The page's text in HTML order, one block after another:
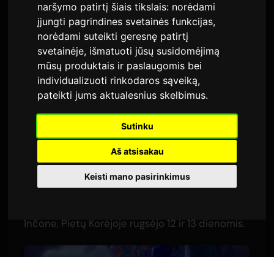
naršymo patirtį šiais tikslais: norėdami
įjungti pagrindines svetainės funkcijas,
norėdami suteikti geresnę patirtį
svetainėje, išmatuoti jūsų susidomėjimą
mūsų produktais ir paslaugomis bei
individualizuoti rinkodaros sąveiką,
pateikti jums aktualesnius skelbimus.
Sutinku
Aš atsisakau
Keisti mano pasirinkimus
PLAVE skelbia pirmąjį
pasaulio turą „KEEP IT
MANIC“ 2026 metams
Autorius:Sam
4 birželio 2026
Išversta iš anglų kalbos
2,842 peržiūros
Virtuali K-pop grupė PLAVE pirmąjį pasaulio
turą pradės 2026 m. rugsėjį. '2026 PLAVE World
Inčone, Pietų Korėjoje rugsėjo 12 ir 13 dienomis.